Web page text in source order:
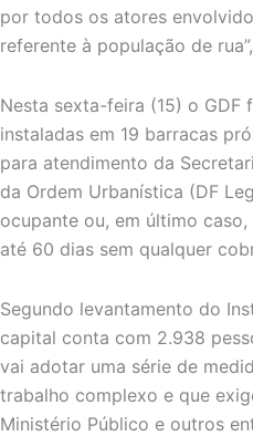
por todos os atores
referente à população de
Nesta sexta-feira (15) o GDF
instaladas em 19 barracas
para atendimento da
da Ordem Urbanística (DF
ocupante ou, em último
até 60 dias sem qualquer
Segundo levantamento do
capital conta com 2.938
vai adotar uma série de
trabalho complexo e que
Ministério Público e outros